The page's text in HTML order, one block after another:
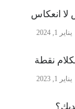
انعكاس
يناير 1, 2024
نقطة
يناير 1, 2023